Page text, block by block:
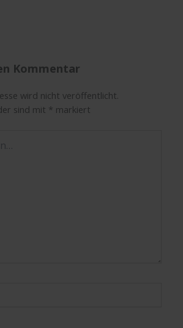
Kommentar
wird nicht veröffentlicht.
sind mit * markiert